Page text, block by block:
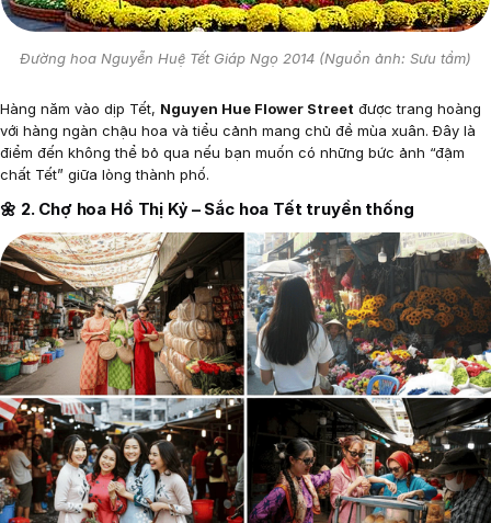
Đường hoa Nguyễn Huệ Tết Giáp Ngọ 2014 (Nguồn ảnh: Sưu tầm)
Hàng năm vào dịp Tết, Nguyen Hue Flower Street được trang hoàng
với hàng ngàn chậu hoa và tiểu cảnh mang chủ đề mùa xuân. Đây là
điểm đến không thể bỏ qua nếu bạn muốn có những bức ảnh “đậm
chất Tết” giữa lòng thành phố.
🌼 2. Chợ hoa Hồ Thị Kỷ – Sắc hoa Tết truyền thống